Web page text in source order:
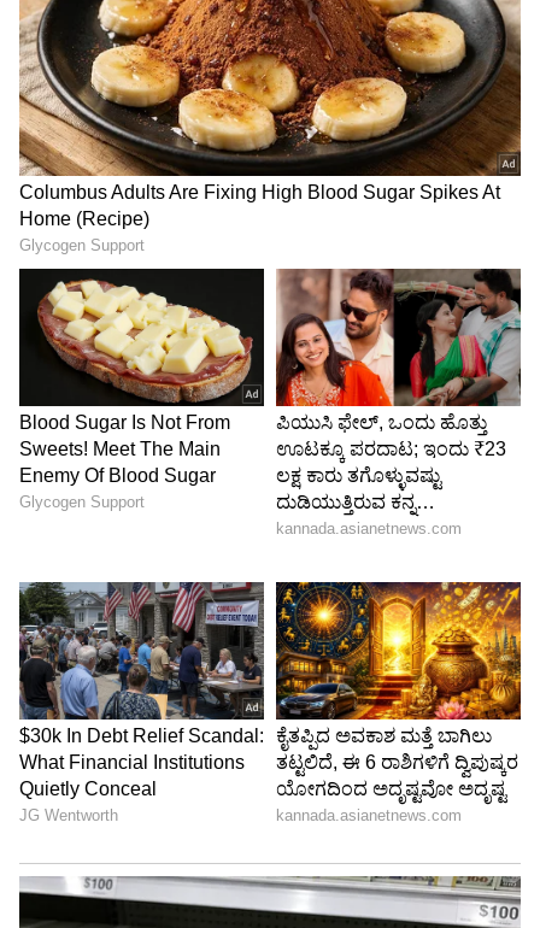
ಕಾರ್ಯಾರಂಭ ಮಾಡಲಿದೆ. ಸಾಧನೆಯ ಟ್ರ್ಯಾಕ್ ರೆಕಾರ್ಡ್
ಮೂಲಕ ಮತ್ತೆ ಮತ ಕೇಳಲು ಬಂದಿದ್ದೇನೆ. ಎನ್‍ಡಿಎ ಮತ್ತು
ಇಂಡಿ ಒಕ್ಕೂಟದ ಪ್ರಚಾರ ನೋಡಿದ್ದೀರಿ ಎಂದರು.
ಸಮಾವೇಶದಲ್ಲಿ ಮಾಜಿ ಮುಖ್ಯಮಂತ್ರಿ
ಬಿ.ಎಸ್‌.ಯಡಿಯೂರಪ್ಪ, ಪ್ರತಿಪಕ್ಷದ ನಾಯಕ ಆರ್‌.ಅಶೋಕ್‌,
ಜೆಡಿಎಸ್ ಯುವಘಟಕದ ರಾಜ್ಯಾಧ್ಯಕ್ಷ ನಿಖಿಲ್
ಕುಮಾರಸ್ವಾಮಿ, ಬೆಂಗಳೂರು ಗ್ರಾಮಾಂತರ ಕ್ಷೇತ್ರದ ಅಭ್ಯರ್ಥಿ
ಡಾ.ಸಿ.ಎನ್‌.ಮಂಜುನಾಥ್, ಬೆಂಗಳೂರು ಉತ್ತರ ಕ್ಷೇತ್ರದ
ಅಭ್ಯರ್ಥಿ ಶೋಭಾ ಕರಂದ್ಲಾಜೆ, ಬೆಂಗಳೂರು ದಕ್ಷಿಣ ಕ್ಷೇತ್ರದ
ಅಭ್ಯರ್ಥಿ ತೇಜಸ್ವಿ ಸೂರ್ಯ, ಬೆಂಗಳೂರು ಕೇಂದ್ರ ಕ್ಷೇತ್ರದ
ಅಭ್ಯರ್ಥಿ ಪಿ.ಸಿ.ಮೋಹನ್ ಸೇರಿದಂತೆ ಹಲವು ಮುಖಂಡರು
ವೇದಿಕೆ ಮೇಲಿದ್ದರು.